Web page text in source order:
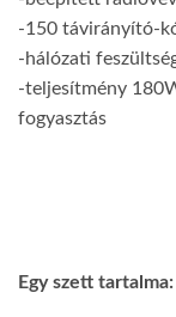
-150 távirányító-
-hálózati
-teljesítmény
fogyasztás
Egy szett tartalma: